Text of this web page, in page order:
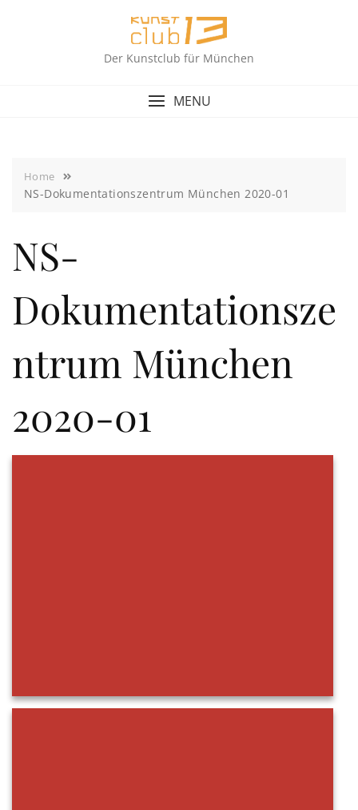
Der Kunstclub für München
MENU
Home
NS-Dokumentationszentrum München 2020-01
NS-
Dokumentationsze
ntrum München
2020-01